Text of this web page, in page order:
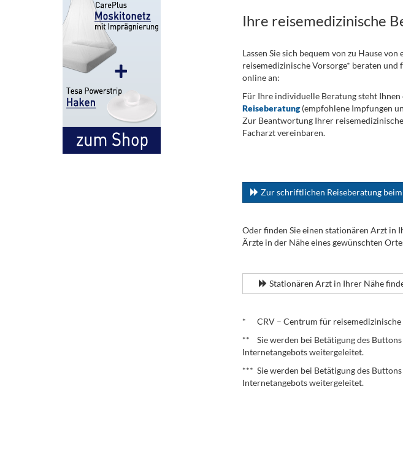
Ihre reisemedizinische
Lassen Sie sich bequem von zu Hause
reisemedizinische Vorsorge* beraten
online an:
Für Ihre individuelle Beratung steht
Reiseberatung(empfohlene Impfungen
Zur Beantwortung Ihrer
Facharzt vereinbaren.
Zur schriftlichen Reiseberatung
Oder finden Sie einen stationären Arzt in
Ärzte in der Nähe eines gewünschten
Stationären Arzt in Ihrer Nähe
* CRV – Centrum für reisemedizinische
** Sie werden bei Betätigung des
Internetangebots weitergeleitet.
*** Sie werden bei Betätigung des
Internetangebots weitergeleitet.